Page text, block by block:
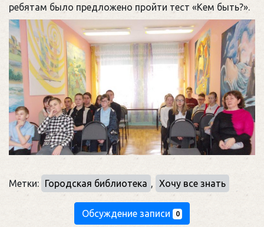
ребятам было предложено пройти тест «Кем быть?».
Метки: Городская библиотека Хочу все знать
Обсуждение записи 0